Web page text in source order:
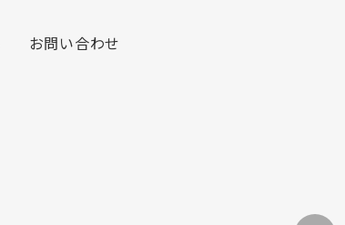
お問い合わせ